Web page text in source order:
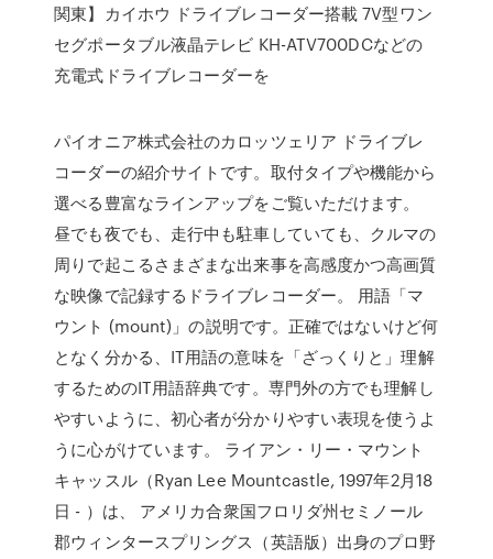
関東】カイホウ ドライブレコーダー搭載 7V型ワン
セグポータブル液晶テレビ KH-ATV700DCなどの
充電式ドライブレコーダーを
パイオニア株式会社のカロッツェリア ドライブレ
コーダーの紹介サイトです。取付タイプや機能から
選べる豊富なラインアップをご覧いただけます。
昼でも夜でも、走行中も駐車していても、クルマの
周りで起こるさまざまな出来事を高感度かつ高画質
な映像で記録するドライブレコーダー。 用語「マ
ウント (mount)」の説明です。正確ではないけど何
となく分かる、IT用語の意味を「ざっくりと」理解
するためのIT用語辞典です。専門外の方でも理解し
やすいように、初心者が分かりやすい表現を使うよ
うに心がけています。 ライアン・リー・マウント
キャッスル（Ryan Lee Mountcastle, 1997年2月18
日 - ）は、 アメリカ合衆国フロリダ州セミノール
郡ウィンタースプリングス（英語版）出身のプロ野